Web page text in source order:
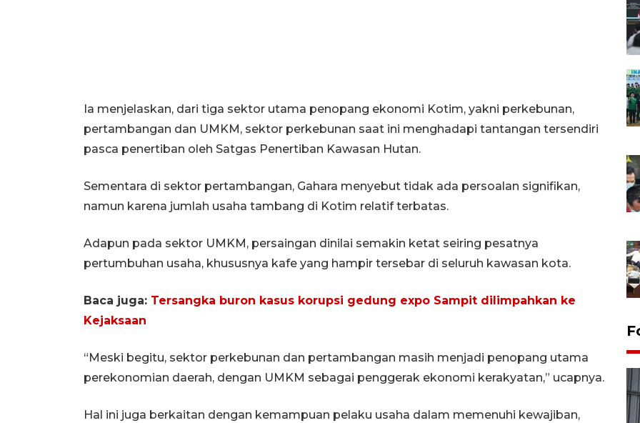
Ia menjelaskan, dari tiga sektor utama penopang ekonomi Kotim, yakni perkebunan,
pertambangan dan UMKM, sektor perkebunan saat ini menghadapi tantangan tersendiri
pasca penertiban oleh Satgas Penertiban Kawasan Hutan.
Sementara di sektor pertambangan, Gahara menyebut tidak ada persoalan signifikan,
namun karena jumlah usaha tambang di Kotim relatif terbatas.
Adapun pada sektor UMKM, persaingan dinilai semakin ketat seiring pesatnya
pertumbuhan usaha, khususnya kafe yang hampir tersebar di seluruh kawasan kota.
Baca juga: Tersangka buron kasus korupsi gedung expo Sampit dilimpahkan ke
Kejaksaan
“Meski begitu, sektor perkebunan dan pertambangan masih menjadi penopang utama
perekonomian daerah, dengan UMKM sebagai penggerak ekonomi kerakyatan,” ucapnya.
Hal ini juga berkaitan dengan kemampuan pelaku usaha dalam memenuhi kewajiban,